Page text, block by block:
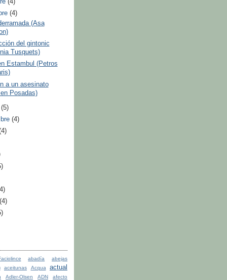
(4)
(4)
(Asa
del gintonic
Tusquets)
Estambul (Petros
a un asesinato
Posadas)
(5)
(4)
(4)
abadía abejas
aceitunas Acqua actual
Adler-Olsen ADN
afecto